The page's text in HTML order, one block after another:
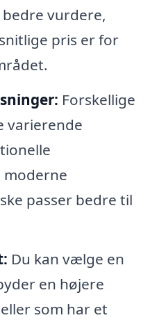
vurdere,
pris er for
Forskellige
varierende
passer bedre til
Du kan vælge en
en højere
som har et